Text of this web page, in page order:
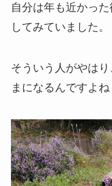
自分は年も近かっ
してみていました。
そういう人がやは
まになるんですよね